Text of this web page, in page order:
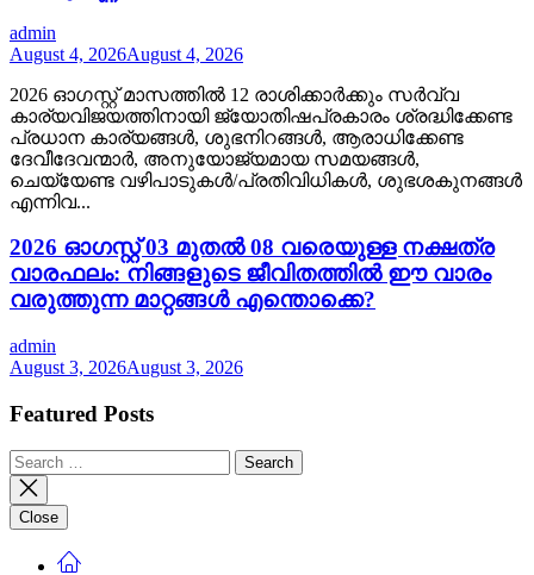
admin
August 4, 2026August 4, 2026
2026 ഓഗസ്റ്റ് മാസത്തിൽ 12 രാശിക്കാർക്കും സർവ്വ
കാര്യവിജയത്തിനായി ജ്യോതിഷപ്രകാരം ശ്രദ്ധിക്കേണ്ട
പ്രധാന കാര്യങ്ങൾ, ശുഭനിറങ്ങൾ, ആരാധിക്കേണ്ട
ദേവീദേവന്മാർ, അനുയോജ്യമായ സമയങ്ങൾ,
ചെയ്യേണ്ട വഴിപാടുകൾ/പ്രതിവിധികൾ, ശുഭശകുനങ്ങൾ
എന്നിവ...
2026 ഓഗസ്റ്റ് 03 മുതൽ 08 വരെയുള്ള നക്ഷത്ര
വാരഫലം: നിങ്ങളുടെ ജീവിതത്തിൽ ഈ വാരം
വരുത്തുന്ന മാറ്റങ്ങൾ എന്തൊക്കെ?
admin
August 3, 2026August 3, 2026
Featured Posts
Search
for:
Close